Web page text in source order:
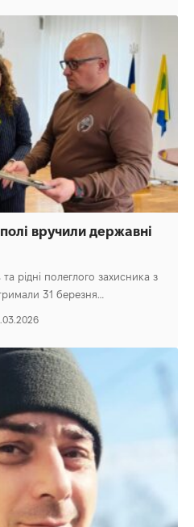
вручили державні
рідні полеглого захисника з
31 березня…